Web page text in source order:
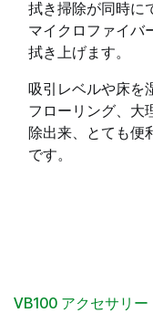
拭き掃除が同時に
マイクロファイバ
拭き上げます。
吸引レベルや床を
フローリング、大
除出来、とても便
です。
VB100 アクセサリー